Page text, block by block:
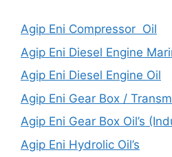
Agip Eni Compressor Oil
Agip Eni Diesel Engine
Agip Eni Diesel Engine Oil
Agip Eni Gear Box /
Agip Eni Gear Box Oil’s
Agip Eni Hydrolic Oil’s